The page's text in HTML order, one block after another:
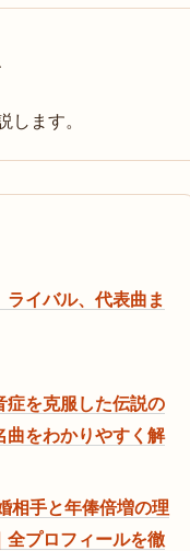
ます。
イバル、代表曲ま
症を克服した伝説の
曲をわかりやすく解
相手と年俸倍増の理
全プロフィールを徹